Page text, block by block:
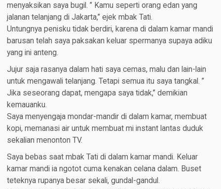
menyaksikan saya bugil. ” Kamu seperti orang edan yang
jalanan telanjang di Jakarta,” ejek mbak Tati.
Untungnya penisku tidak berdiri, karena di dalam kamar mandi
barusan telah saya paksakan keluar spermanya supaya adiku
yang ini anteng.
Jujur saja rasanya dalam hati saya cemas, malu dan lain-lain
untuk mengawali telanjang. Tetapi semua itu saya tangkal. ”
Jika seseorang dapat, mengapa saya tidak,” demikian
kemauanku.
Saya menyengaja mondar-mandir di dalam kamar, membuat
kopi, memanasi air untuk membuat mi instant lantas duduk
sekalian menonton TV.
Saya bebas saat mbak Tati di dalam kamar mandi. Keluar
kamar mandi ia ngotot cuma kenakan celana dalam. Buset
teteknya rupanya besar sekali, gundal-gandul.